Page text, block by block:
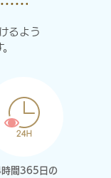
るよう
間365日の